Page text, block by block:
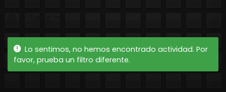
Lo sentimos, no hemos encontrado actividad. Por
favor, prueba un filtro diferente.